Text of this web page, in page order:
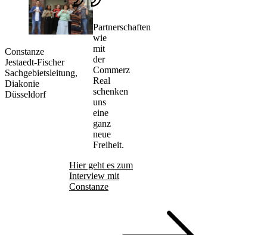
Constanze
Jestaedt-Fischer
Sachgebietsleitung,
Diakonie
Düsseldorf
Partnerschaften
wie
mit
der
Commerz
Real
schenken
uns
eine
ganz
neue
Freiheit.
Hier geht es zum
Interview mit
Constanze